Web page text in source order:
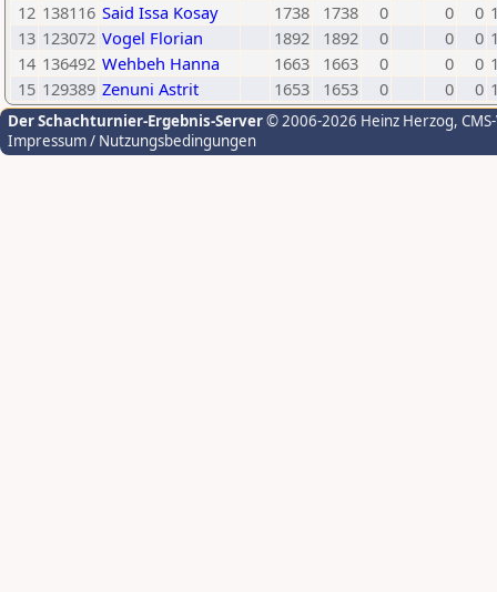
12 138116 Said Issa Kosay 1738 1738 0 0 0
13 123072 Vogel Florian 1892 1892 0 0 0
14 136492 Wehbeh Hanna 1663 1663 0 0 0
15 129389 Zenuni Astrit 1653 1653 0 0 0
Der Schachturnier-Ergebnis-Server© 2006-2026 Heinz Herzog,
Impressum / Nutzungsbedingungen